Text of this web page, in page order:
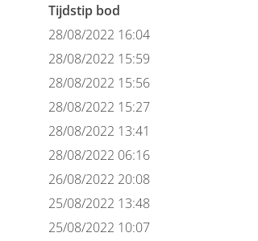
Tijdstip bod
28/08/2022 16:04
28/08/2022 15:59
28/08/2022 15:56
28/08/2022 15:27
28/08/2022 13:41
28/08/2022 06:16
26/08/2022 20:08
25/08/2022 13:48
25/08/2022 10:07